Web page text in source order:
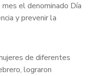
el denominado Día
y prevenir la
de diferentes
lograron